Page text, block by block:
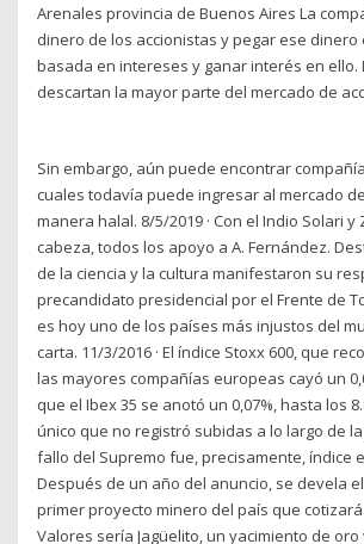
Arenales provincia de Buenos Aires La
dinero de los accionistas y pegar ese dinero
basada en intereses y ganar interés en ello.
descartan la mayor parte del mercado de
Sin embargo, aún puede encontrar
cuales todavía puede ingresar al mercado
manera halal. 8/5/2019 · Con el Indio Solari
cabeza, todos los apoyo a A. Fernández.
de la ciencia y la cultura manifestaron su
precandidato presidencial por el Frente de
es hoy uno de los países más injustos del
carta. 11/3/2016 · El índice Stoxx 600, que
las mayores compañías europeas cayó un
que el Ibex 35 se anotó un 0,07%, hasta los
único que no registró subidas a lo largo de
fallo del Supremo fue, precisamente, índice
Después de un año del anuncio, se devela
primer proyecto minero del país que
Valores sería Jagüelito, un yacimiento de